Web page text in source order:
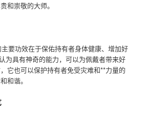
和崇敬的大师。
要功效在于保佑持有者身体健康、增加好
为具有神奇的能力，可以为佩戴者带来好
它也可以保护持有者免受灾难和**力量的
和谐。